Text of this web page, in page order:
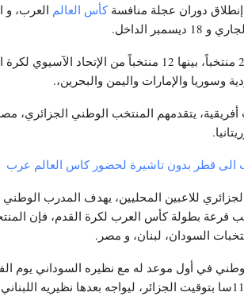
دوران عجلة منافسةكأس العالم العرب، و
ويشارك في المنافسة، 22 منتخباً، بينها 12
وسوريا والإمارات واليمن والبحرين،.
إلى 10 منتخبات أفريقية، يتقدمهم المنتخب الوطني
الى قطر بدون تاشيرة لحضور كاس العالم عرب
للاعبين المحليين، يهدف المدرب
2021، و حسب قرعة بطولة كأس العرب لكرة القدم،
السودان، لبنان، و مصر.
في أول موعد له مع نظيره السوداني يوم
بالدوحة على الساعة 11:00سا بتوقيت الجزائر، ليواجه بعدها